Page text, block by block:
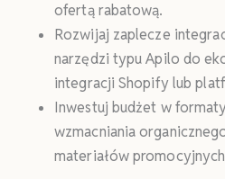
ofertą rabatową.
Rozwijaj zaplecze
narzędzi typu Apilo do
integracji Shopify lub
Inwestuj budżet w
wzmacniania
materiałów